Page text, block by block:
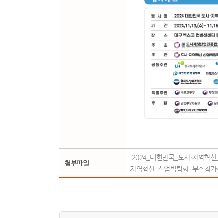
첨부파일
2024_대한민국_도시·지역혁
지역혁신_산업박람회_부스참